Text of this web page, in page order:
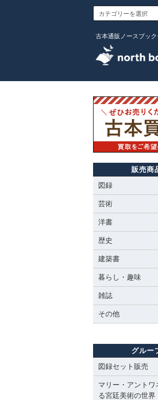
古本通販ノースブッ
販売商
図録
芸術
洋書
歴史
建築書
暮らし・趣味
雑誌
その他
グルー
図録セット販売
マリー・アントワ
る宮廷美術の世界